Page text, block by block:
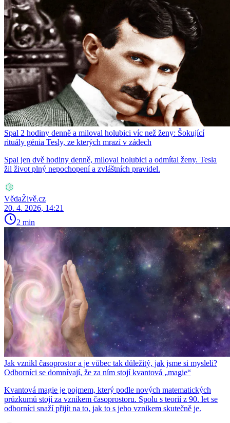
Spal 2 hodiny denně a miloval holubici víc než ženy: Šokující
rituály génia Tesly, ze kterých mrazí v zádech
Spal jen dvě hodiny denně, miloval holubici a odmítal ženy. Tesla
žil život plný nepochopení a zvláštních pravidel.
VědaŽivě.cz
20. 4. 2026, 14:21
2 min
Jak vznikl časoprostor a je vůbec tak důležitý, jak jsme si mysleli?
Odborníci se domnívají, že za ním stojí kvantová „magie“
Kvantová magie je pojmem, který podle nových matematických
průzkumů stojí za vznikem časoprostoru. Spolu s teorií z 90. let se
odborníci snaží přijít na to, jak to s jeho vznikem skutečně je.